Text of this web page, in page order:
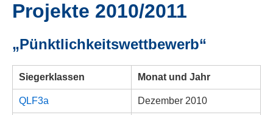
Projekte 2010/2011
„Pünktlichkeitswettbewerb“
Siegerklassen Monat und Jahr
QLF3a Dezember 2010